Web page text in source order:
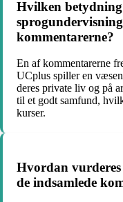
Hvilken
kommentarerne?
En af kommentarerne
UCplus spiller en
deres private liv og på
til et godt samfund,
kurser.
Hvordan
de indsamlede